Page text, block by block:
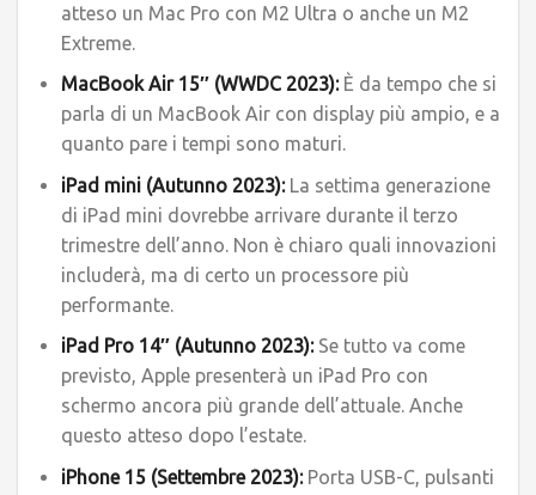
atteso un Mac Pro con M2 Ultra o anche un M2
Extreme.
MacBook Air 15″ (WWDC 2023):È da tempo che si
parla di un MacBook Air con display più ampio, e a
quanto pare i tempi sono maturi.
iPad mini (Autunno 2023):La settima generazione
di iPad mini dovrebbe arrivare durante il terzo
trimestre dell’anno. Non è chiaro quali innovazioni
includerà, ma di certo un processore più
performante.
iPad Pro 14″ (Autunno 2023):Se tutto va come
previsto, Apple presenterà un iPad Pro con
schermo ancora più grande dell’attuale. Anche
questo atteso dopo l’estate.
iPhone 15 (Settembre 2023):Porta USB-C, pulsanti